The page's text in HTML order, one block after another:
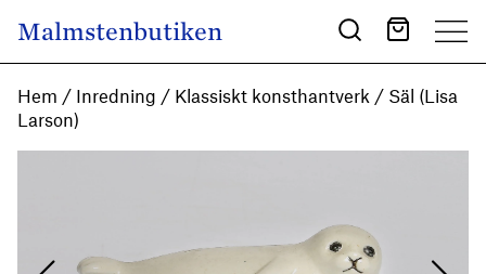
Main Navigation
Malmstenbutiken
Hem / Inredning / Klassiskt konsthantverk / Säl (Lisa
Larson)